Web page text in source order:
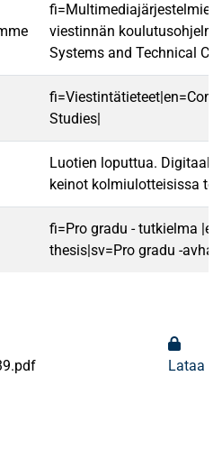
fi=Multimediajärjestelmien
viestinnän
Systems and Technical
Studies|
Luotien loputtua.
keinot kolmiulotteisissa
fi=Pro gradu - tutkielma
thesis|sv=Pro gradu -
Lataa